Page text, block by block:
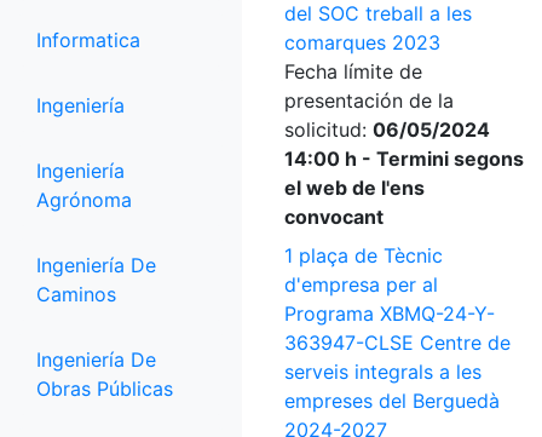
Informatica
Ingeniería
Ingeniería
Agrónoma
Ingeniería De
Caminos
Ingeniería De
Obras Públicas
del SOC treball a les
comarques 2023
Fecha límite de
presentación de la
solicitud: 06/05/2024
14:00 h - Termini segons
el web de l'ens
convocant
1 plaça de Tècnic
d'empresa per al
Programa XBMQ-24-Y-
363947-CLSE Centre de
serveis integrals a les
empreses del Berguedà
2024-2027